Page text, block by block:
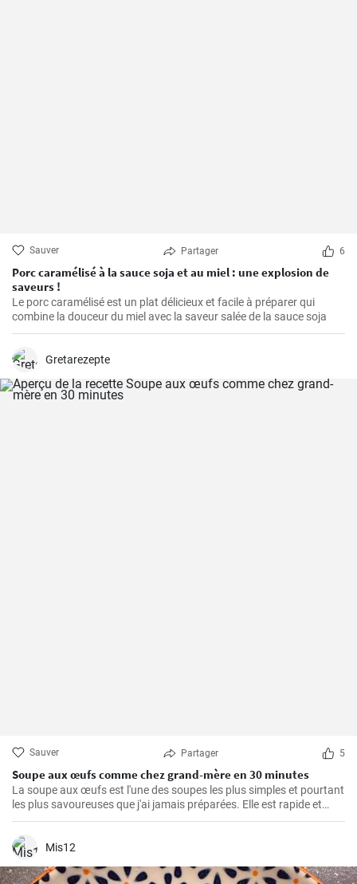
Sauver Partager 6
Porc caramélisé à la sauce soja et au miel : une explosion de
saveurs !
Le porc caramélisé est un plat délicieux et facile à préparer qui
combine la douceur du miel avec la saveur salée de la sauce soja
Gretarezepte
Sauver Partager 5
Soupe aux œufs comme chez grand-mère en 30 minutes
La soupe aux œufs est l'une des soupes les plus simples et pourtant
les plus savoureuses que j'ai jamais préparées. Elle est rapide et
facile à préparer, saine et riche en protéines. J'ai appris cette recette
de ma grand-mère et l'ai depuis cuisinée un nombre incalculable de
fois pour le plus grand plaisir de ma famille. Les principaux
délicieuses épices et de délicieux légumes.
Mis12